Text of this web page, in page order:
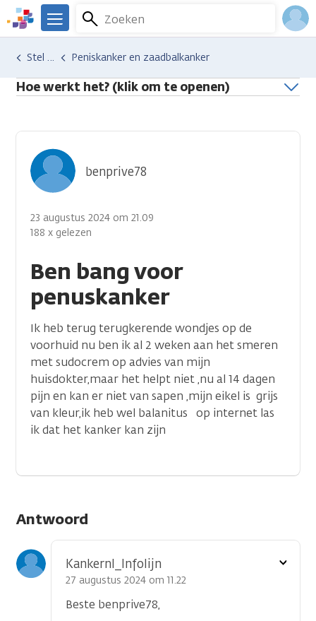
Overslaan
en
naar
inhoud
gaan
We
er
voor
je.
Zoeken
Menu
Hulp en ondersteuning
Stel je vraag aan een professional Peniskanker en zaadbalkanker
Hoe werkt het? (klik om te openen)
Ben bang voor
penuskanker
benprive78
23 augustus 2024 om 21.09
188 x gelezen
Ik heb terug terugkerende wondjes op de
voorhuid nu ben ik al 2 weken aan het smeren
met sudocrem op advies van mijn
huisdokter,maar het helpt niet ,nu al 14 dagen
pijn en kan er niet van sapen ,mijn eikel is grijs
van kleur,ik heb wel balanitus op internet las
ik dat het kanker kan zijn
Antwoord
Kankernl_Infolijn
27 augustus 2024 om 11.22
Beste benprive78,
Toon